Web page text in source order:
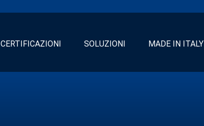
CERTIFICAZIONI SOLUZIONI MADE IN ITALY